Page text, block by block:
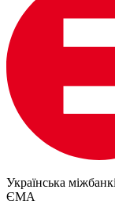
Українська
ЄМА